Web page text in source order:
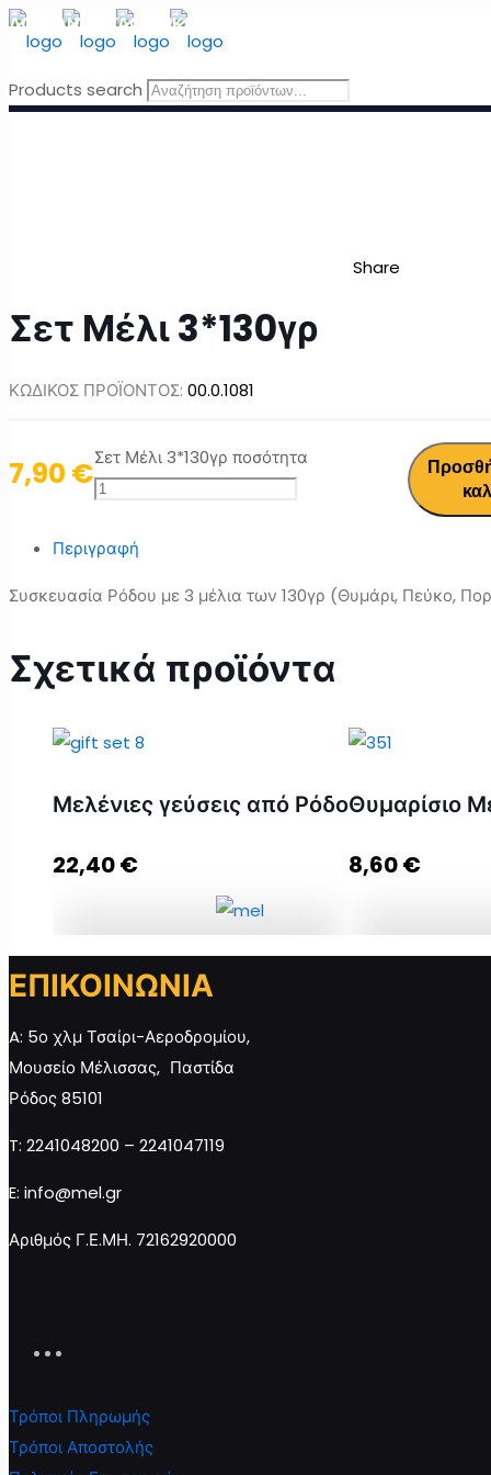
ΔΩΡΕΑΝ ΜΕΤΑΦΟΡΙΚΑ
Products search
Share
Σετ Μέλι 3*130γρ
ΚΩΔΙΚΟΣ ΠΡΟΪΟΝΤΟΣ: 00.0.1081
7,90 €Σετ Μέλι 3*130γρ ποσότητα
Περιγραφή
Συσκευασία Ρόδου με 3 μέλια των 130γρ (Θυμάρι, Πεύκο,
Σχετικά προϊόντα
Μελένιες γεύσεις από Ρόδο
22,40€
Μελένιες γεύσεις από Ρόδο
ποσότητα
Θυμαρίσιο
8,60€
ΕΠΙΚΟΙΝΩΝΙΑ
A: 5ο χλμ Τσαίρι-Αεροδρομίου,
Μουσείο Μέλισσας, Παστίδα
Ρόδος 85101
T: 2241048200 – 2241047119
E: info@mel.gr
Αριθμός Γ.Ε.ΜΗ. 72162920000
Τρόποι Πληρωμής
Τρόποι Αποστολής